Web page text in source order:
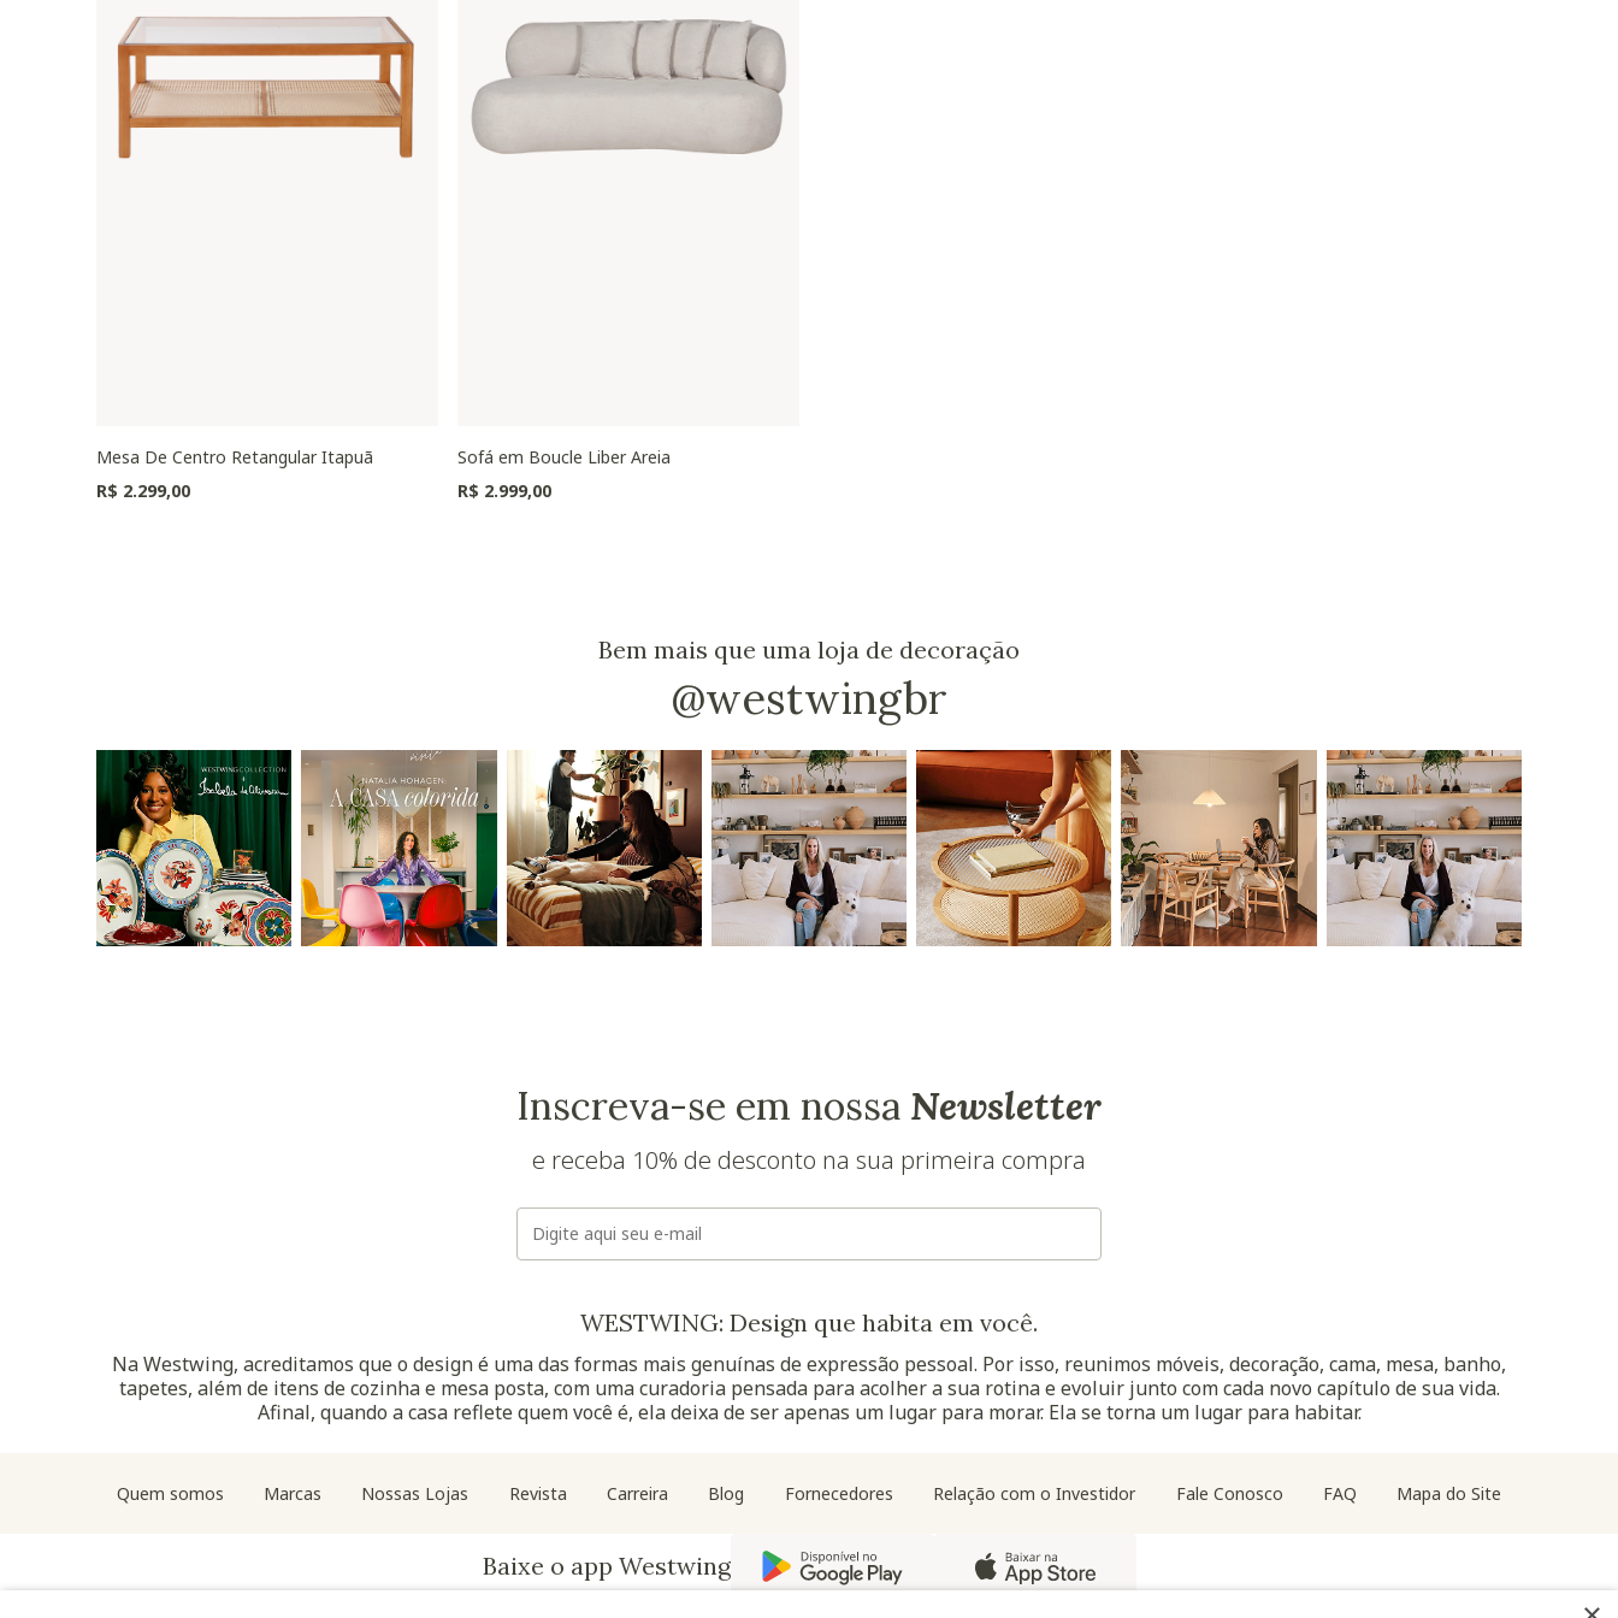
Mesa De Centro Retangular Itapuã
R$ 2.299,00
Sofá em Boucle Liber Areia
R$ 2.999,00
Bem mais que uma loja de decoração
@westwingbr
Inscreva-se em nossa Newsletter
e receba 10% de desconto na sua primeira compra
WESTWING: Design que habita em você.
Na Westwing, acreditamos que o design é uma das formas mais genuínas de expressão pessoal. Por isso, reunimos móveis, decoração, cama, mesa, banho,
tapetes, além de itens de cozinha e mesa posta, com uma curadoria pensada para acolher a sua rotina e evoluir junto com cada novo capítulo de sua vida.
Afinal, quando a casa reflete quem você é, ela deixa de ser apenas um lugar para morar. Ela se torna um lugar para habitar.
Quem somos Marcas Nossas Lojas Revista Carreira Blog Fornecedores Relação com o Investidor Fale Conosco FAQ Mapa do Site
Baixe o app Westwing